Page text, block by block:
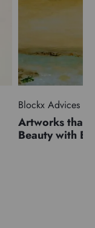
Blockx Advices
Artworks that
Beauty with